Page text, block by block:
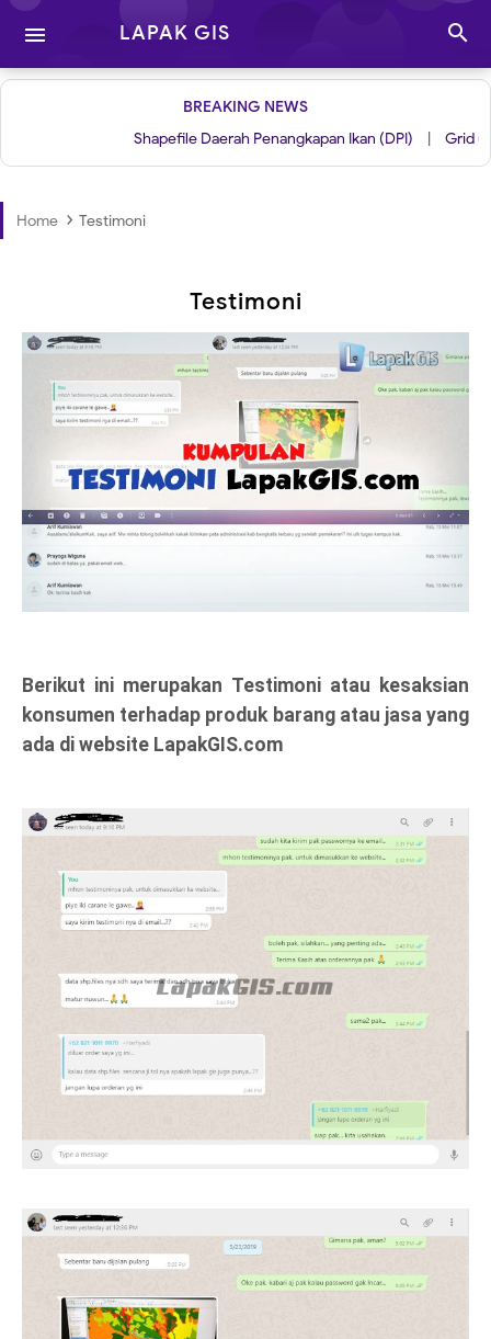
 LAPAK GIS 
BREAKING NEWS
Shapefile Daerah Penangkapan Ikan (DPI) | Grid untuk Layout
Home › Testimoni
Testimoni
Berikut ini merupakan Testimoni atau kesaksian
konsumen terhadap produk barang atau jasa yang
ada di website LapakGIS.com